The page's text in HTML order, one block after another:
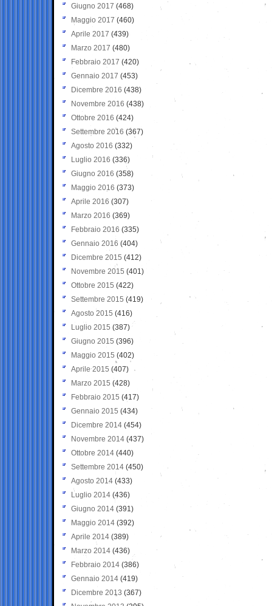
Giugno 2017 (468)
Maggio 2017 (460)
Aprile 2017 (439)
Marzo 2017 (480)
Febbraio 2017 (420)
Gennaio 2017 (453)
Dicembre 2016 (438)
Novembre 2016 (438)
Ottobre 2016 (424)
Settembre 2016 (367)
Agosto 2016 (332)
Luglio 2016 (336)
Giugno 2016 (358)
Maggio 2016 (373)
Aprile 2016 (307)
Marzo 2016 (369)
Febbraio 2016 (335)
Gennaio 2016 (404)
Dicembre 2015 (412)
Novembre 2015 (401)
Ottobre 2015 (422)
Settembre 2015 (419)
Agosto 2015 (416)
Luglio 2015 (387)
Giugno 2015 (396)
Maggio 2015 (402)
Aprile 2015 (407)
Marzo 2015 (428)
Febbraio 2015 (417)
Gennaio 2015 (434)
Dicembre 2014 (454)
Novembre 2014 (437)
Ottobre 2014 (440)
Settembre 2014 (450)
Agosto 2014 (433)
Luglio 2014 (436)
Giugno 2014 (391)
Maggio 2014 (392)
Aprile 2014 (389)
Marzo 2014 (436)
Febbraio 2014 (386)
Gennaio 2014 (419)
Dicembre 2013 (367)